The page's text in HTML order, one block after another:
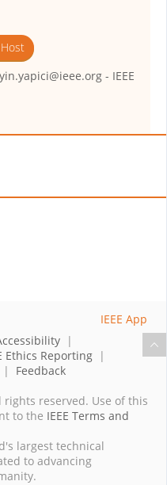
- IEEE
|
Ethics Reporting |
| Feedback
rights reserved. Use of this
to the IEEE Terms and
largest technical
to advancing